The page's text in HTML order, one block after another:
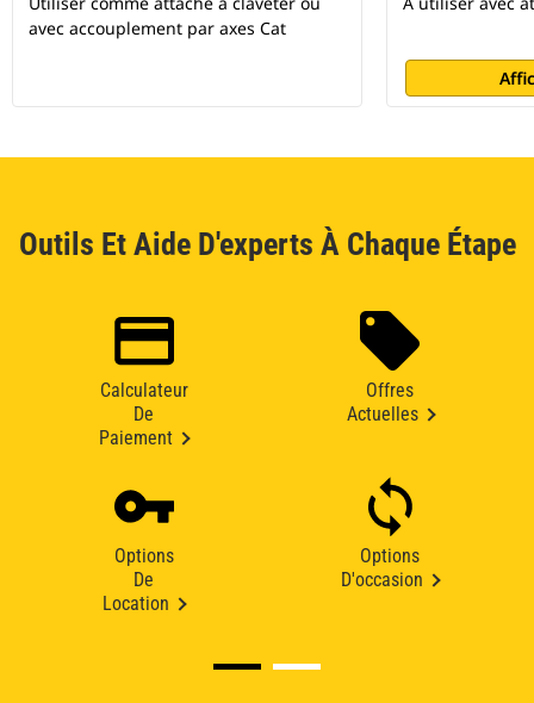
avec accouplement par axes Cat
Outils Et Aide D'experts À Chaque Étape
Calculateur
De
Paiement
Offres
Actuelles
Options
De
Location
Options
D'occasion